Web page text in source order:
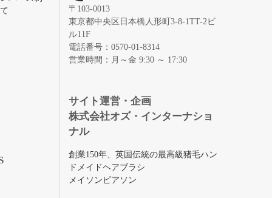
〒103-0013
東京都中央区日本橋人形町3-8-1TT-2ビ
ル11F
電話番号：0570-01-8314
営業時間：月～金 9:30 ～ 17:30
サイト運営・企画
株式会社オズ・インターナショ
ナル
創業150年、英国伝統の最高級猪毛ハン
ドメイドヘアブラシ
メイソンピアソン